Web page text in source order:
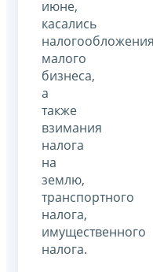
июне,
касались
налогообложения
малого
бизнеса,
а
также
взимания
налога
на
землю,
транспортного
налога,
имущественного
налога.